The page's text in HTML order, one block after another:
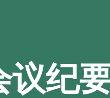
议纪